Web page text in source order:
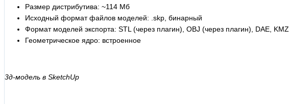
Размер дистрибутива: ~114 Мб
Исходный формат файлов моделей: .skp, бинарный
Формат моделей экспорта: STL (через плагин), OBJ (через плагин), DAE, KMZ
Геометрическое ядро: встроенное
3д-модель в SketchUp